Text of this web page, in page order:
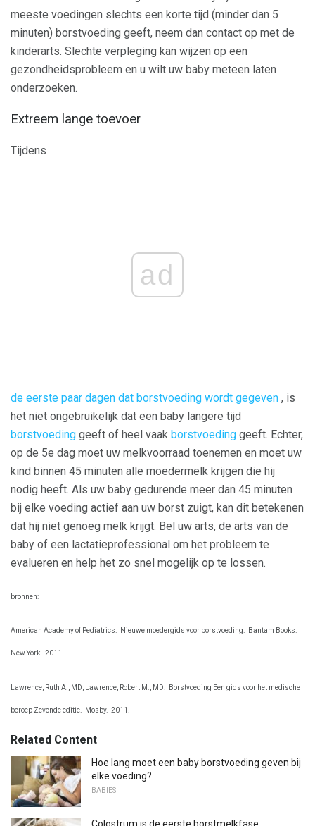
meeste voedingen slechts een korte tijd (minder dan 5
minuten) borstvoeding geeft, neem dan contact op met de
kinderarts. Slechte verpleging kan wijzen op een
gezondheidsprobleem en u wilt uw baby meteen laten
onderzoeken.
Extreem lange toevoer
Tijdens
ad
de eerste paar dagen dat borstvoeding wordt gegeven , is
het niet ongebruikelijk dat een baby langere tijd
borstvoeding geeft of heel vaak borstvoeding geeft. Echter,
op de 5e dag moet uw melkvoorraad toenemen en moet uw
kind binnen 45 minuten alle moedermelk krijgen die hij
nodig heeft. Als uw baby gedurende meer dan 45 minuten
bij elke voeding actief aan uw borst zuigt, kan dit betekenen
dat hij niet genoeg melk krijgt. Bel uw arts, de arts van de
baby of een lactatieprofessional om het probleem te
evalueren en help het zo snel mogelijk op te lossen.
bronnen:
American Academy of Pediatrics. Nieuwe moedergids voor borstvoeding. Bantam Books.
New York. 2011.
Lawrence, Ruth A., MD, Lawrence, Robert M., MD. Borstvoeding Een gids voor het medische
beroep Zevende editie. Mosby. 2011.
Related Content
Hoe lang moet een baby borstvoeding geven bij
elke voeding?
BABIES
Colostrum is de eerste borstmelkfase